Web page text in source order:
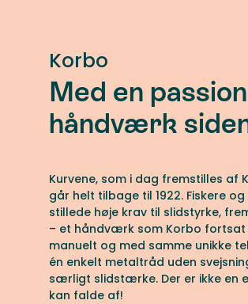
Korbo
Med en
håndværk
Kurvene, som i dag fremstilles af
går helt tilbage til 1922. Fiskere
stillede høje krav til slidstyrke,
– et håndværk som Korbo fortsat
manuelt og med samme unikke
én enkelt metaltråd uden
særligt slidstærke. Der er ikke en
kan falde af!